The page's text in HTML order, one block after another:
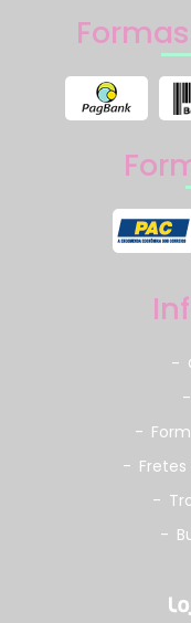
-
-
-
- Fretes
-
-